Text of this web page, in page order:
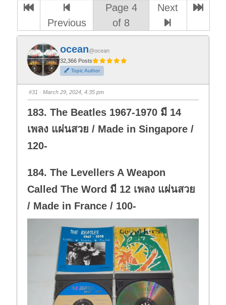
Previous
Page 4
of 8
Next
ocean@ocean
32,366 Posts
Topic Author
#31 · March 29, 2024, 4:35 pm
183. The Beatles 1967-1970 มี 14
เพลง แผ่นสวย / Made in Singapore /
120-
184. The Levellers A Weapon
Called The Word มี 12 เพลง แผ่นสวย
/ Made in France / 100-